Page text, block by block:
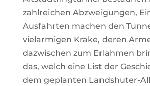
zahlreichen Abzweigungen,
Ausfahrten machen den
vielarmigen Krake, deren
dazwischen zum Erlahmen
das, welch eine List der
dem geplanten Landshuter-